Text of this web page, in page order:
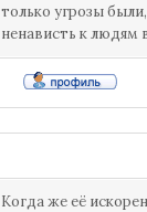
только угрозы
ненависть к людям
Когда же её